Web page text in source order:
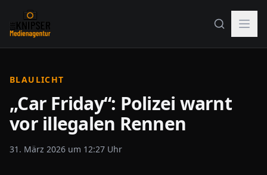
BLAULICHT
„Car Friday“: Polizei warnt
vor illegalen Rennen
31. März 2026 um 12:27 Uhr